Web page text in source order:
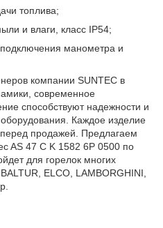
топлива;
и влаги, класс IP54;
манометра и
компании SUNTEC в
современное
способствуют надежности и
Каждое изделие
продажей. Предлагаем
AS 47 C K 1582 6P 0500 по
для горелок многих
ELCO, LAMBORGHINI,